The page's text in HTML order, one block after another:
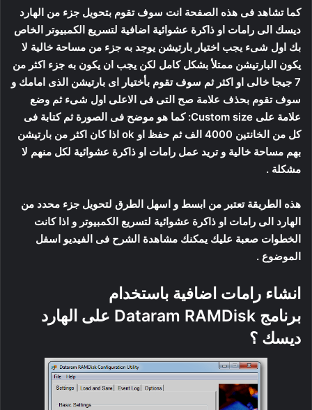
كما تشاهد فى هذه الصفحة انت سوف تقوم بتحويل جزء من الهارد
ديسك الى رامات او ذاكرة عشوائية اضافية لتسريع الكمبيوتر الخاص
بك اول شىء يجب اختيار بارتيشن يوجد به جزء من مساحة خالية لا
يكون البارتيشن ممتلأ بشكل كامل لكن يجب ان يكون به جزء اكثر من
7 جيجا خالى او اكثر ثم سوف تقوم بأختيار اى بارتيشن الذى امامك و
سوف تقوم بحذف علامة صح التى فى الاعلى اول شىء ثم وضع
علامة على Custom size: كما هو موضح فى الصورة ثم كتابة فى
كل من الخانتين 4000 الف ثم حفظ او ok اذا كان اكثر من بارتيشن
بهم مساحة خالية و تريد عمل رامات او ذاكرة عشوائية لكل منهم لا
مشكلة .
هذه الطريقة تعتبر من ابسط و اسهل الطرق لتحويل جزء محدد من
الهارد الى رامات او ذاكرة عشوائية لتسريع الكمبيوتر و اذا كانت
الخطوات صعبة عليك يمكنك مشاهدة الشرح فى الفيديو اسفل
الموضوع .
انشاء رامات اضافية باستخدام
برنامج Dataram RAMDisk على الهارد
ديسك ؟